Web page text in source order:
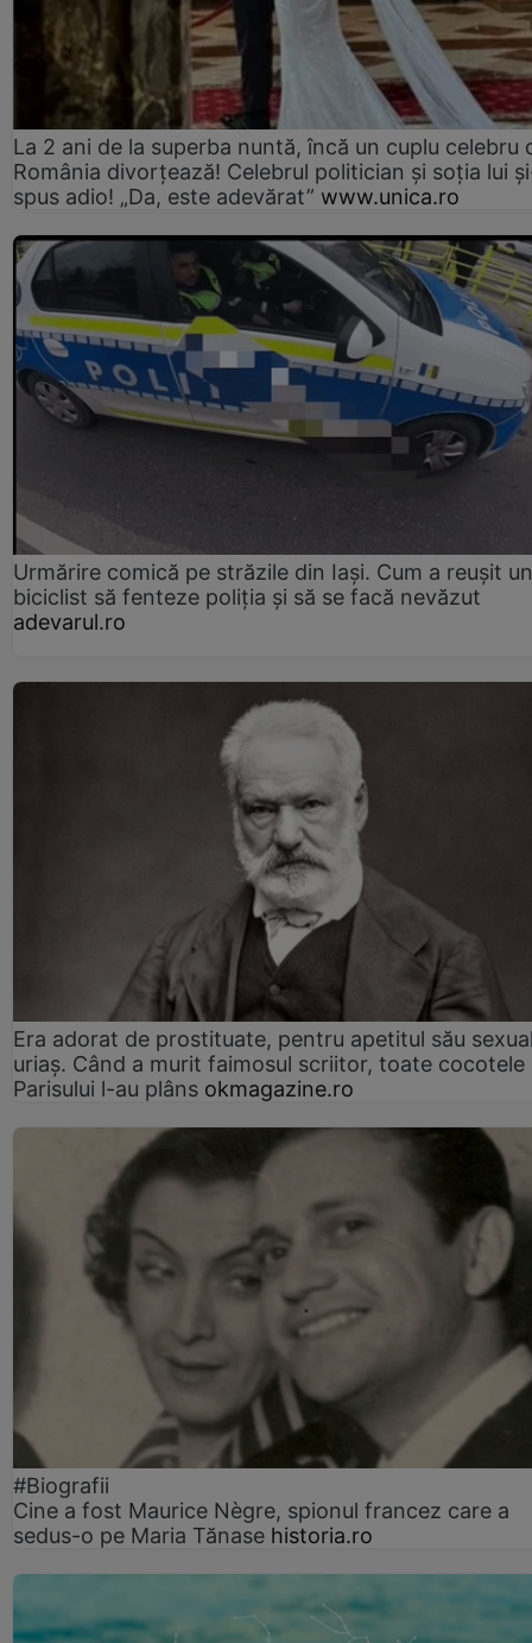
La 2 ani de la superba nuntă, încă un cuplu celebru
România divorțează! Celebrul politician și soția lui
spus adio! „Da, este adevărat” www.unica.ro
Urmărire comică pe străzile din Iași. Cum a reușit un
biciclist să fenteze poliția și să se facă nevăzut
adevarul.ro
Era adorat de prostituate, pentru apetitul său
uriaș. Când a murit faimosul scriitor, toate cocotele
Parisului l-au plâns okmagazine.ro
#Biografii
Cine a fost Maurice Nègre, spionul francez care a
sedus-o pe Maria Tănase historia.ro